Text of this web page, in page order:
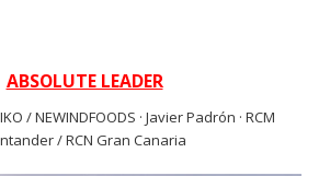
ABSOLUTE LEADER
/ NEWINDFOODS · Javier Padrón · RCM
/ RCN Gran Canaria